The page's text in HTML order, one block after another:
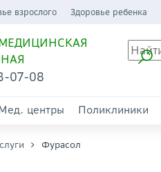
взрослого Здоровье ребенка
07-08
центры Поликлиники
Фурасол